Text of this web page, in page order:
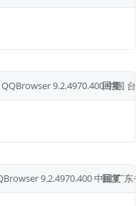
回复
QQBrowser 9.2.4970.400中国 台
回复
9.2.4970.400中国 广东